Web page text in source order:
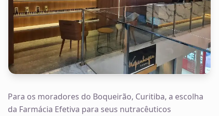
Para os moradores do Boqueirão, Curitiba, a escolha
da Farmácia Efetiva para seus nutracêuticos